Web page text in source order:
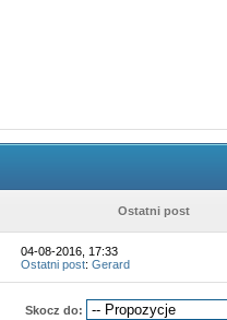
Ostatni post
04-08-2016, 17:33
Ostatni post:Gerard
Skocz do: